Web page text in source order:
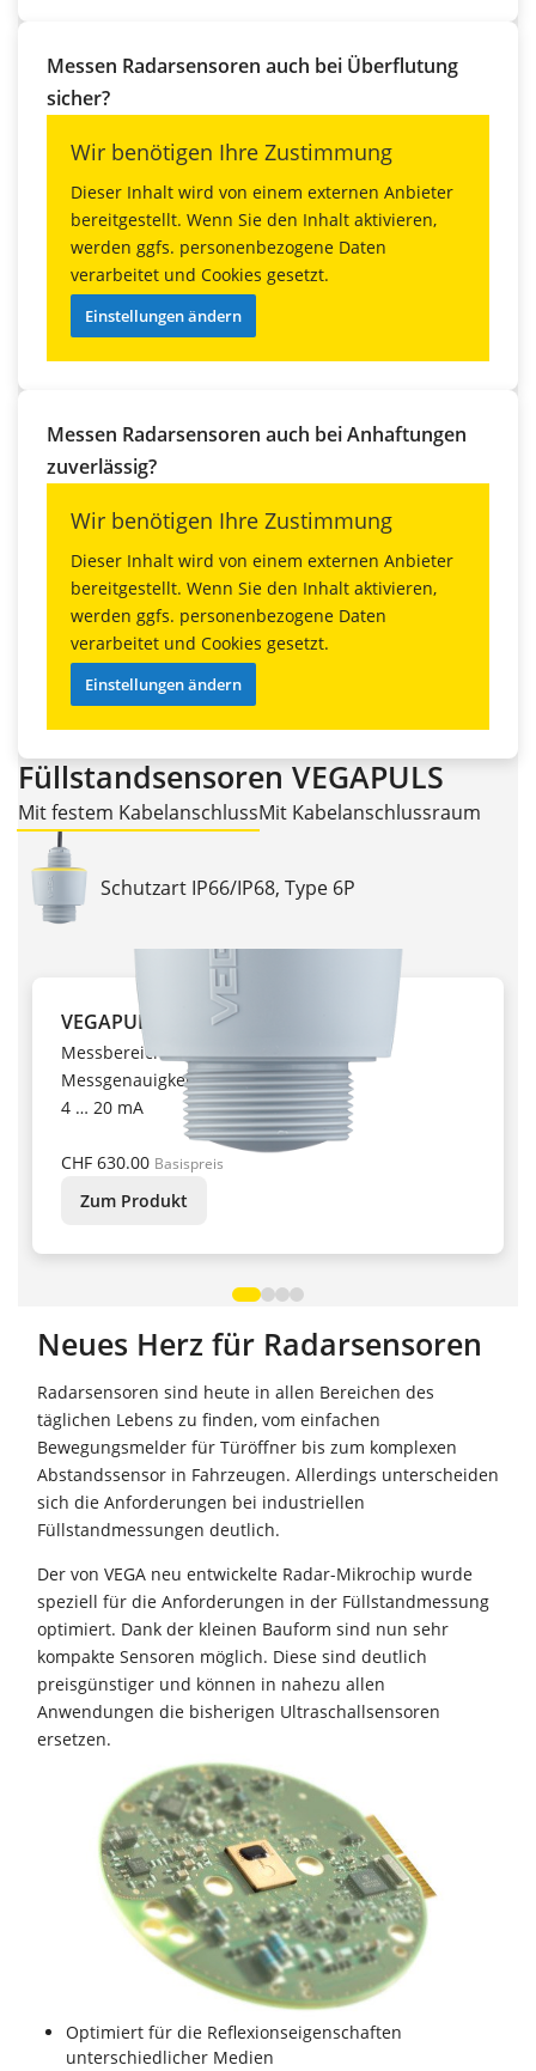
Messen Radarsensoren auch bei Überflutung
sicher?
Wir benötigen Ihre Zustimmung
Dieser Inhalt wird von einem externen Anbieter
bereitgestellt. Wenn Sie den Inhalt aktivieren,
werden ggfs. personenbezogene Daten
verarbeitet und Cookies gesetzt.
Einstellungen ändern
Messen Radarsensoren auch bei Anhaftungen
zuverlässig?
Wir benötigen Ihre Zustimmung
Dieser Inhalt wird von einem externen Anbieter
bereitgestellt. Wenn Sie den Inhalt aktivieren,
werden ggfs. personenbezogene Daten
verarbeitet und Cookies gesetzt.
Einstellungen ändern
Füllstandsensoren VEGAPULS
Mit festem KabelanschlussMit Kabelanschlussraum
Schutzart IP66/IP68, Type 6P
VEGAPULS C 11
Messbereich bis 10 m,
Messgenauigkeit ± 5 mm,
4 … 20 mA
CHF 630.00 Basispreis
Zum Produkt
Neues Herz für Radarsensoren
Radarsensoren sind heute in allen Bereichen des
täglichen Lebens zu finden, vom einfachen
Bewegungsmelder für Türöffner bis zum komplexen
Abstandssensor in Fahrzeugen. Allerdings unterscheiden
sich die Anforderungen bei industriellen
Füllstandmessungen deutlich.
Der von VEGA neu entwickelte Radar-Mikrochip wurde
speziell für die Anforderungen in der Füllstandmessung
optimiert. Dank der kleinen Bauform sind nun sehr
kompakte Sensoren möglich. Diese sind deutlich
preisgünstiger und können in nahezu allen
Anwendungen die bisherigen Ultraschallsensoren
ersetzen.
Optimiert für die Reflexionseigenschaften
unterschiedlicher Medien